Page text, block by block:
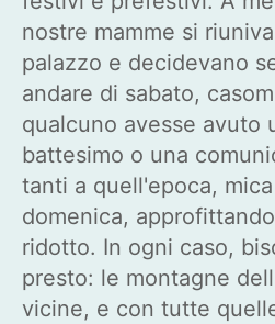
nostre mamme si
palazzo e decidevano
andare di sabato,
qualcuno avesse avuto
battesimo o una
tanti a quell'epoca,
domenica,
ridotto. In ogni caso,
presto: le montagne
vicine, e con tutte